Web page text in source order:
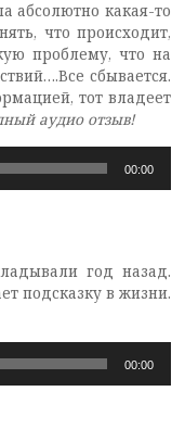
абсолютно какая-то
что происходит,
проблему, что на
сбывается.
тот владеет
аудио отзыв!
00:00
год назад.
подсказку в жизни.
00:00